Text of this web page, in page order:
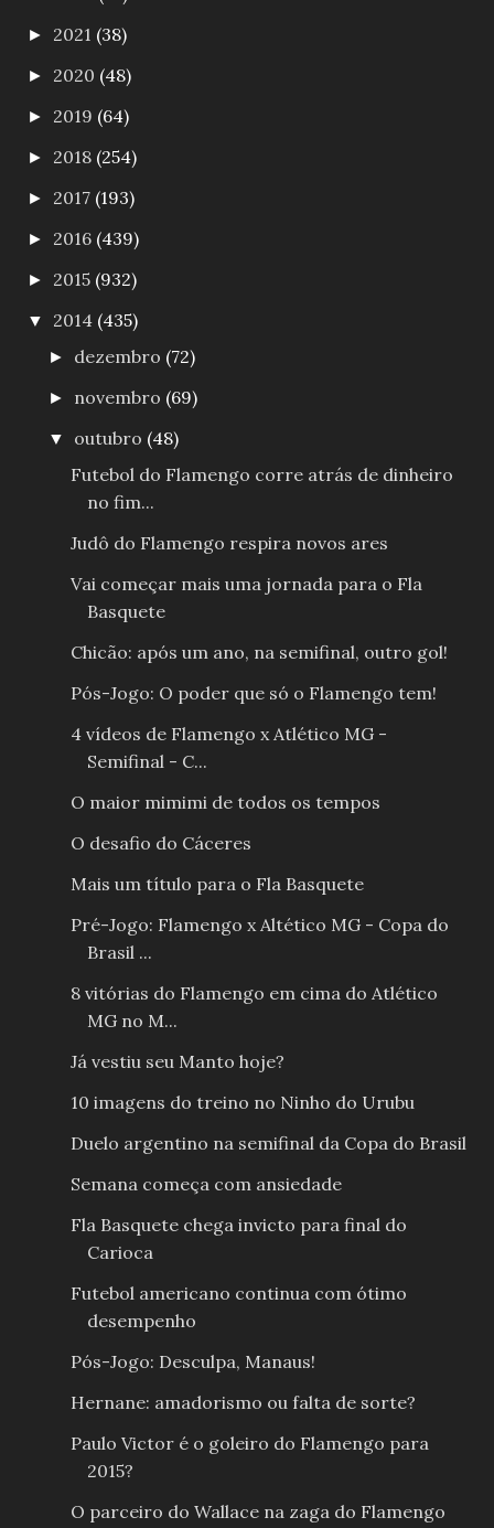
► 2021 (38)
► 2020 (48)
► 2019 (64)
► 2018 (254)
► 2017 (193)
► 2016 (439)
► 2015 (932)
▼ 2014 (435)
► dezembro (72)
► novembro (69)
▼ outubro (48)
Futebol do Flamengo corre atrás de dinheiro
no fim...
Judô do Flamengo respira novos ares
Vai começar mais uma jornada para o Fla
Basquete
Chicão: após um ano, na semifinal, outro gol!
Pós-Jogo: O poder que só o Flamengo tem!
4 vídeos de Flamengo x Atlético MG -
Semifinal - C...
O maior mimimi de todos os tempos
O desafio do Cáceres
Mais um título para o Fla Basquete
Pré-Jogo: Flamengo x Altético MG - Copa do
Brasil ...
8 vitórias do Flamengo em cima do Atlético
MG no M...
Já vestiu seu Manto hoje?
10 imagens do treino no Ninho do Urubu
Duelo argentino na semifinal da Copa do Brasil
Semana começa com ansiedade
Fla Basquete chega invicto para final do
Carioca
Futebol americano continua com ótimo
desempenho
Pós-Jogo: Desculpa, Manaus!
Hernane: amadorismo ou falta de sorte?
Paulo Victor é o goleiro do Flamengo para
2015?
O parceiro do Wallace na zaga do Flamengo